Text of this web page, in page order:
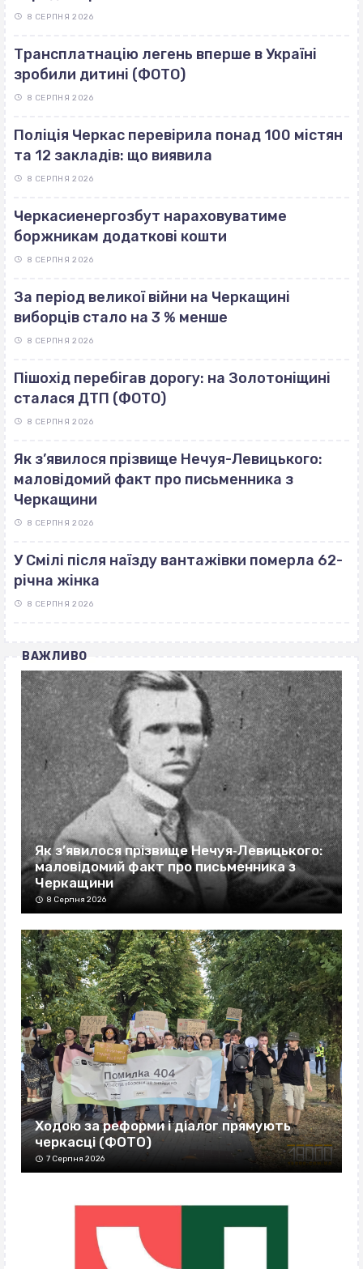
8 СЕРПНЯ 2026
Трансплатнацію легень вперше в Україні
зробили дитині (ФОТО)
8 СЕРПНЯ 2026
Поліція Черкас перевірила понад 100 містян
та 12 закладів: що виявила
8 СЕРПНЯ 2026
Черкасиенергозбут нараховуватиме
боржникам додаткові кошти
8 СЕРПНЯ 2026
За період великої війни на Черкащині
виборців стало на 3 % менше
8 СЕРПНЯ 2026
Пішохід перебігав дорогу: на Золотоніщині
сталася ДТП (ФОТО)
8 СЕРПНЯ 2026
Як з’явилося прізвище Нечуя-Левицького:
маловідомий факт про письменника з
Черкащини
8 СЕРПНЯ 2026
У Смілі після наїзду вантажівки померла 62-
річна жінка
8 СЕРПНЯ 2026
ВАЖЛИВО
Як з’явилося прізвище Нечуя‐Левицького:
маловідомий факт про письменника з
Черкащини
8 Серпня 2026
Ходою за реформи і діалог прямують
черкасці (ФОТО)
7 Серпня 2026